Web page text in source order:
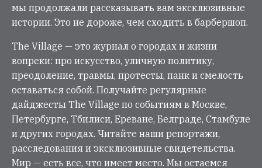
мы продолжали рассказывать вам эксклюзивные
истории. Это не дороже, чем сходить в барбершоп.
The Village — это журнал о городах и жизни
вопреки: про искусство, уличную политику,
преодоление, травмы, протесты, панк и смелость
оставаться собой. Получайте регулярные
дайджесты The Village по событиям в Москве,
Петербурге, Тбилиси, Ереване, Белграде, Стамбуле
и других городах. Читайте наши репортажи,
расследования и эксклюзивные свидетельства.
Мир — есть все, что имеет место. Мы остаемся